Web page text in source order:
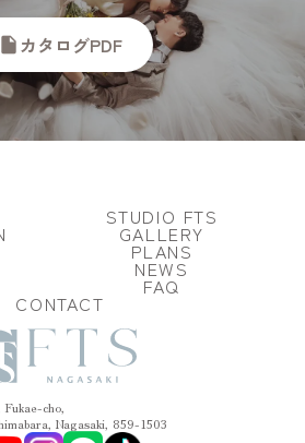
insert_drive_file カタログPDF
STUDIO FTS
GALLERY
PLANS
NEWS
FAQ
CONTACT
cho,
Nagasaki, 859-1503